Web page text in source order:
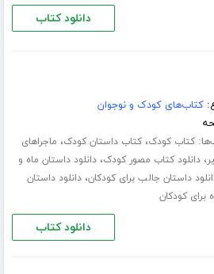
دانلود کتاب
کتاب‌های کودک و نوجوان
کتاب کودک،کتاب داستان کودک، ماجراهای
،دانلود کتاب مصور کودک،دانلود داستان ماه و
داستان جالب برای کودکان،دانلود داستان
برای کودکان
دانلود کتاب